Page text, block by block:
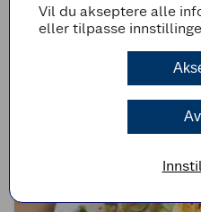
Filtrer på innhold: Vis alt
Rødløk (169)
Vil du akseptere alle
eller tilpasse